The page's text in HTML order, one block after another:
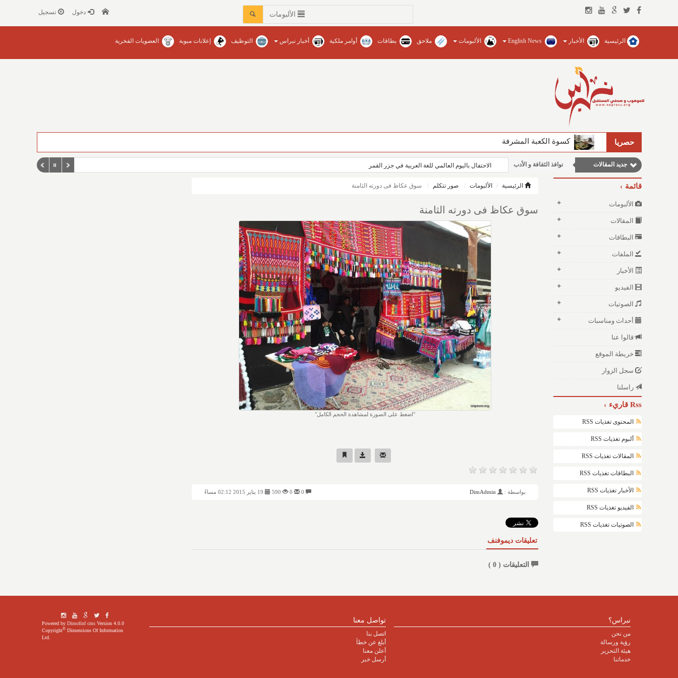
الألبومات دخول تسجيل
الرئيسية الأخبار English News الألبومات ملاحق بطاقات أوامر ملكية أخبار نبراس التوظيف إعلانات مبوبة العضويات الفخرية
حصريا كسوة الكعبة المشرفة
جديد المقالات نوافذ الثقافة و الأدب
مقالات علمية
مقالات اجتماعية
الاحتفال باليوم العالمي للغة العربية في جزر القمر
قائمة
الألبومات
المقالات
البطاقات
الملفات
الأخبار
الفيديو
الصوتيات
أحداث ومناسبات
قالوا عنا
خريطة الموقع
سجل الزوار
راسلنا
Rss قاريء
المحتوى تغذيات RSS
ألبوم تغذيات RSS
المقالات تغذيات RSS
البطاقات تغذيات RSS
الأخبار تغذيات RSS
الفيديو تغذيات RSS
الصوتيات تغذيات RSS
الرئيسية الألبومات صور تتكلم سوق عكاظ فى دورته الثامنة
سوق عكاظ فى دورته الثامنة
اضغط على الصورة لمشاهدة الحجم الكامل
بواسطة : DimAdmin
590
تعليقات ديموفنف
التعليقات (0
)
نبراس؟
من نحن
رؤية ورسالة
هيئة التحرير
خدماتنا
تواصل معنا
اتصل بنا
أبلغ عن خطأ
أعلن معنا
أرسل خبر
Powered by Dimofinf cmsVersion 4.0.0
Copyright©Dimensions Of Information
Ltd.